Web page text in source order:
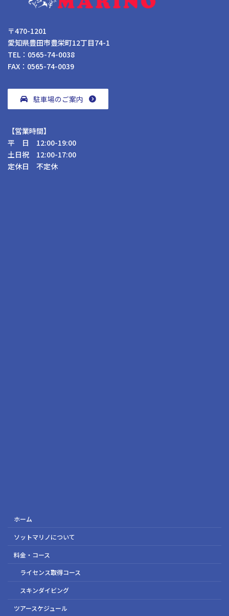
〒470-1201
愛知県豊田市豊栄町12丁目74-1
TEL：0565-74-0038
FAX：0565-74-0039
駐車場のご案内
【営業時間】
平 日 12:00-19:00
土日祝 12:00-17:00
定休日 不定休
ホーム
ソットマリノについて
料金・コース
ライセンス取得コース
スキンダイビング
ツアースケジュール